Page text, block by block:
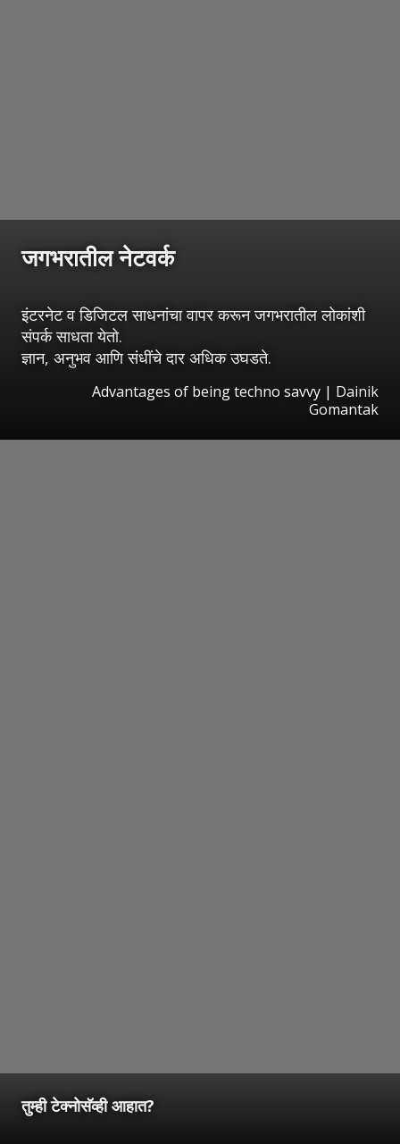
जगभरातील नेटवर्क
इंटरनेट व डिजिटल साधनांचा वापर करून जगभरातील लोकांशी
संपर्क साधता येतो.
ज्ञान, अनुभव आणि संधींचे दार अधिक उघडते.
Advantages of being techno savvy | Dainik
Gomantak
तुम्ही टेक्नोसॅव्ही आहात?